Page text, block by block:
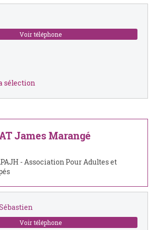
Voir téléphone
sélection
James Marangé
- Association Pour Adultes et
Voir téléphone